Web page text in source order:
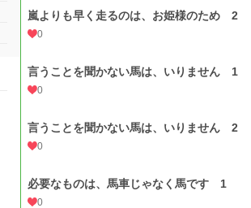
嵐よりも早く走るのは、お姫様のため 2
0
言うことを聞かない馬は、いりません 1
0
言うことを聞かない馬は、いりません 2
0
必要なものは、馬車じゃなく馬です 1
0